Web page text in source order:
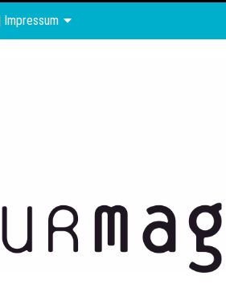
Impressum